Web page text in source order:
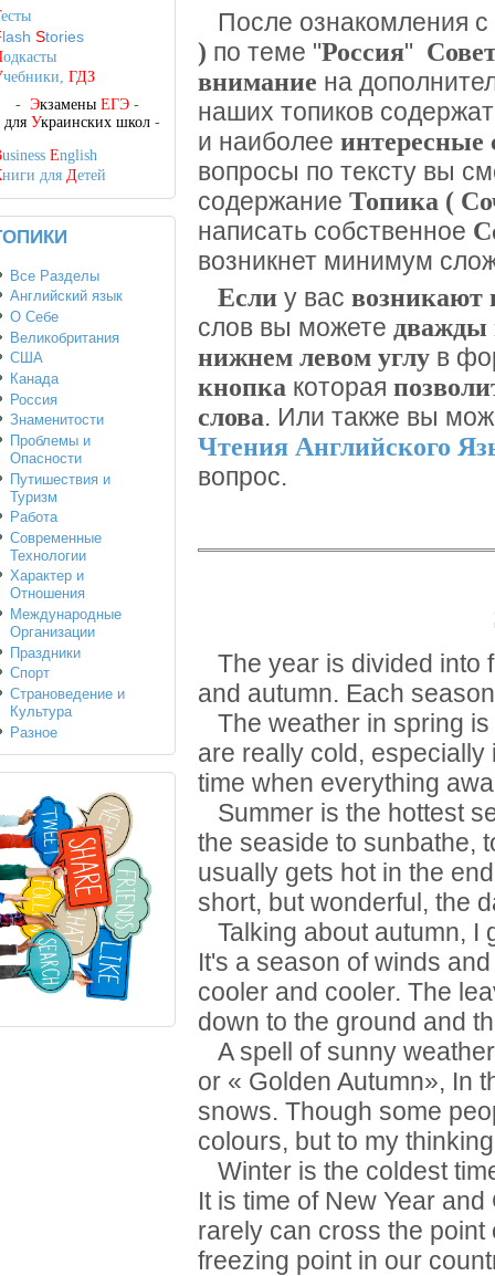
После ознакомления
) по теме "Россия"
внимание на
наших топиков
и наиболее интересные
вопросы по тексту вы
содержание Топика (
написать собственное
возникнет минимум
Если у вас возникают
слов вы можете дважды
нижнем левом углу в
кнопка которая
слова. Или также вы
Чтения Английского
вопрос.
The year is divided into
and autumn. Each
The weather in spring
are really cold, especially
time when everything
Summer is the hottest
the seaside to sunbathe,
usually gets hot in the
short, but wonderful, the
Talking about autumn, I
It's a season of winds
cooler and cooler. The
down to the ground and
A spell of sunny
or « Golden Autumn», In
snows. Though some
colours, but to my
Winter is the coldest
It is time of New Year
rarely can cross the
freezing point in our
есты
lash Stories
одкасты
чебники, ГДЗ
- Экзамены ЕГЭ-
для Украинских школ-
usiness English
ниги для Детей
Все Разделы
Английский язык
О Себе
Великобритания
США
Канада
Россия
Знаменитости
Проблемы и
Опасности
Путишествия и
Туризм
Работа
Современные
Технологии
Характер и
Отношения
Международные
Организации
Праздники
Спорт
Страноведение и
Культура
Разное